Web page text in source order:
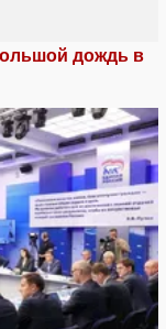
дождь в